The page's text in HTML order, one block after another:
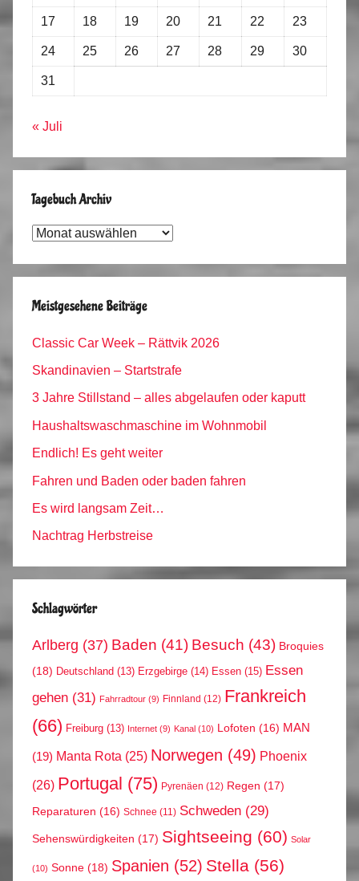
17 18 19 20 21 22 23
24 25 26 27 28 29 30
31
« Juli
Tagebuch Archiv
Tagebuch
Meistgesehene Beiträge
Classic Car Week – Rättvik 2026
Skandinavien – Startstrafe
3 Jahre Stillstand – alles abgelaufen oder kaputt
Haushaltswaschmaschine im Wohnmobil
Endlich! Es geht weiter
Fahren und Baden oder baden fahren
Es wird langsam Zeit…
Nachtrag Herbstreise
Schlagwörter
Arlberg (37) Baden (41) Besuch (43) Broquies
(18) Deutschland (13) Erzgebirge (14) Essen (15) Essen
gehen (31) Fahrradtour (9) Finnland (12) Frankreich
(66) Freiburg (13) Internet (9) Kanal (10) Lofoten (16) MAN
(19) Manta Rota (25) Norwegen (49) Phoenix
(26) Portugal (75) Pyrenäen (12) Regen (17)
Reparaturen (16) Schnee (11) Schweden (29)
Sehenswürdigkeiten (17) Sightseeing (60) Solar
(10) Sonne (18) Spanien (52) Stella (56)